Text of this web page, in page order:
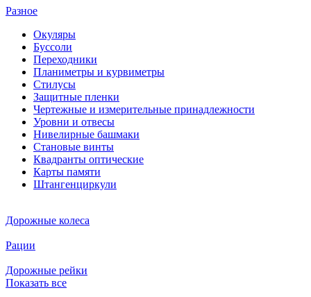
Разное
Окуляры
Буссоли
Переходники
Планиметры и курвиметры
Стилусы
Защитные пленки
Чертежные и измерительные принадлежности
Уровни и отвесы
Нивелирные башмаки
Становые винты
Квадранты оптические
Карты памяти
Штангенциркули
Дорожные колеса
Рации
Дорожные рейки
Показать все